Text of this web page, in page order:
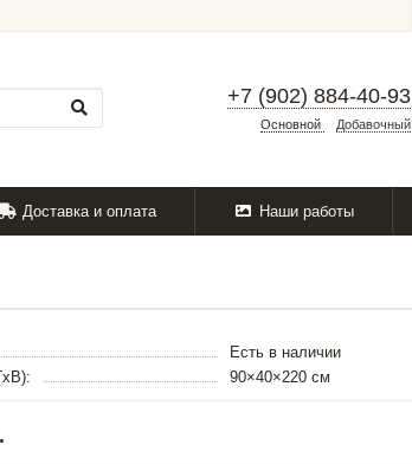
+7 (902) 884-40-93
Основной Добавочный
Доставка и оплата Наши работы
Есть в наличии
90×40×220 см